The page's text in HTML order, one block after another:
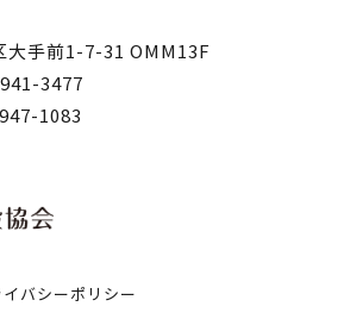
大手前1-7-31 OMM13F
3477
1083
バシーポリシー